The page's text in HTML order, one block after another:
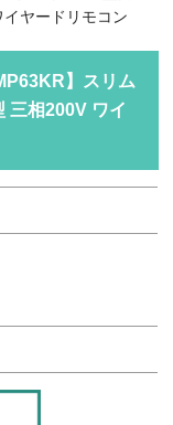
ヤードリモコン
】スリム
三相200V ワイ